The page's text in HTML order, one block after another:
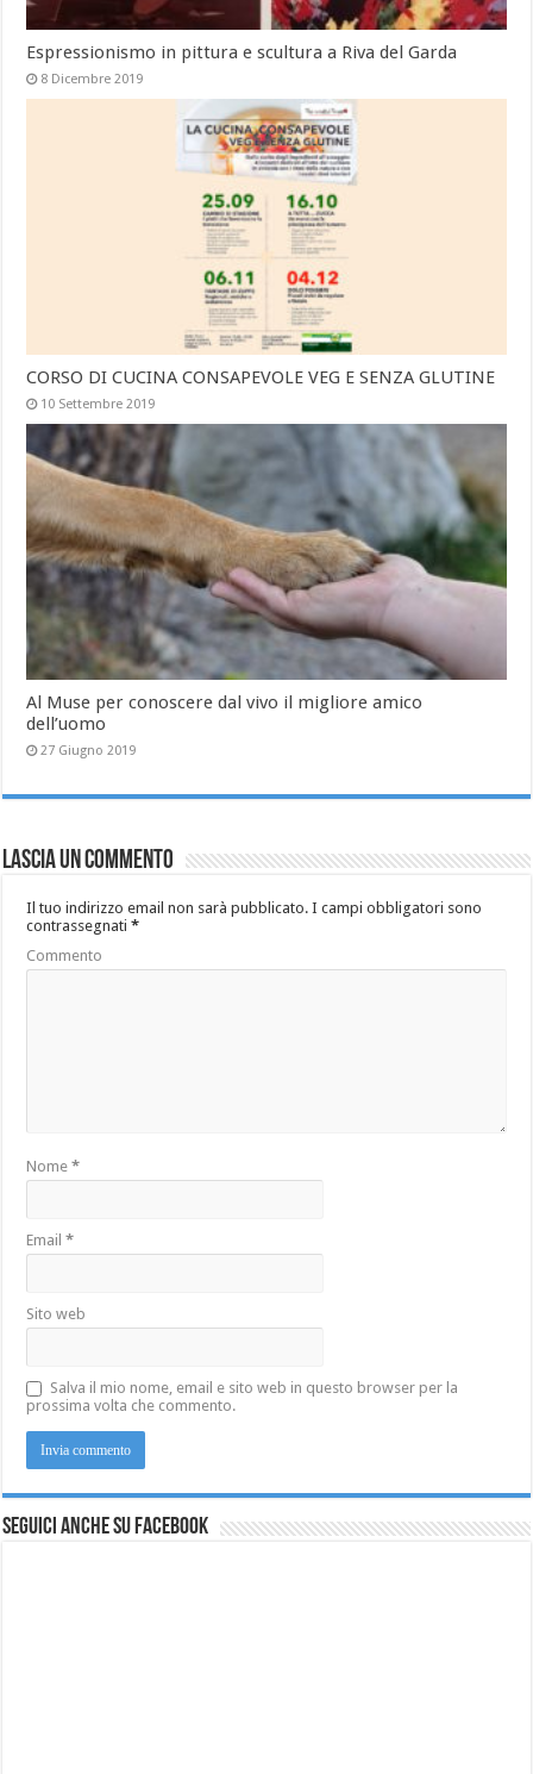
Espressionismo in pittura e scultura a Riva del Garda
8 Dicembre 2019
CORSO DI CUCINA CONSAPEVOLE VEG E SENZA GLUTINE
10 Settembre 2019
Al Muse per conoscere dal vivo il migliore amico
dell’uomo
27 Giugno 2019
Lascia un commento
Il tuo indirizzo email non sarà pubblicato. I campi obbligatori sono
contrassegnati*
Commento
Nome*
Email*
Sito web
Salva il mio nome, email e sito web in questo browser per la
prossima volta che commento.
Seguici anche su Facebook